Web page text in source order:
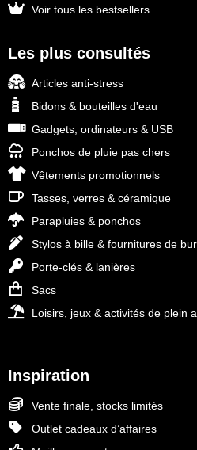
Voir tous les bestsellers
Les plus consultés
Articles anti-stress
Bidons & bouteilles d'eau
Gadgets, ordinateurs & USB
Ponchos de pluie pas chers
Vêtements promotionnels
Tasses, verres & céramique
Parapluies & ponchos
Stylos à bille & fournitures de
Porte-clés & lanières
Sacs
Loisirs, jeux & activités de plein
Inspiration
Vente finale, stocks limités
Outlet cadeaux d’affaires